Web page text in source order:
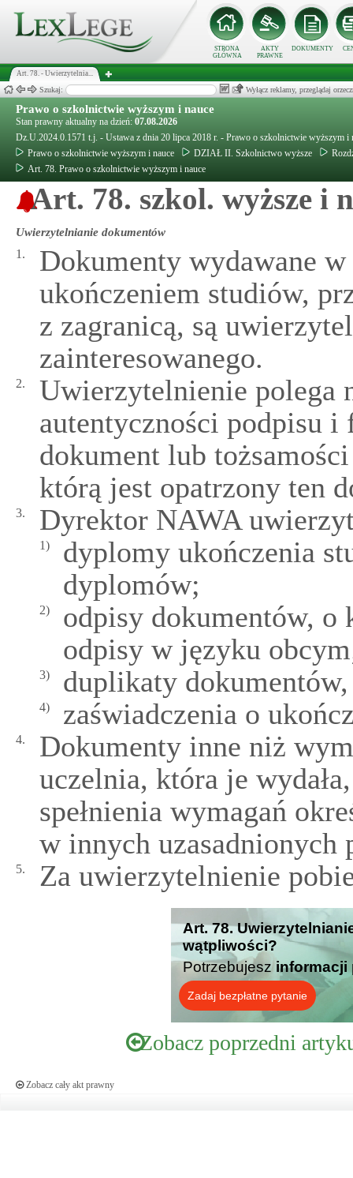
STRONA
GŁÓWNA
AKTY
PRAWNE
DOKUMENTY
Art. 78. - Uwierzytelnia...
Szukaj: Wyłącz reklamy, przeglądaj
Prawo o szkolnictwie wyższym i nauce
Stan prawny aktualny na dzień: 07.08.2026
Dz.U.2024.0.1571 t.j. - Ustawa z dnia 20 lipca 2018 r. - Prawo o szkolnictwie wyższym i
Prawo o szkolnictwie wyższym i nauce
DZIAŁ II. Szkolnictwo wyższe
Art. 78. Prawo o szkolnictwie wyższym i nauce
Art. 78. szkol. wyższe i
Uwierzytelnianie dokumentów
1.
Dokumenty wydawane
ukończeniem studiów,
z zagranicą, są
zainteresowanego.
2.
Uwierzytelnienie polega
autentyczności podpisu
dokument lub
którą jest opatrzony ten
3. Dyrektor NAWA
1)
dyplomy ukończenia
dyplomów;
2)
odpisy dokumentów,
odpisy w języku
3) duplikaty
4) zaświadczenia o
4.
Dokumenty inne niż
uczelnia, która je
spełnienia wymagań
w innych
5. Za uwierzytelnienie
Art. 78.
wątpliwości?
Potrzebujesz informacji
Zadaj bezpłatne pytanie
Zobacz poprzedni
Zobacz cały akt prawny